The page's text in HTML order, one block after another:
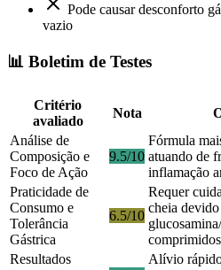
Pode causar desconforto
vazio
📊 Boletim de Testes
Critério
avaliado
Nota
Análise de
Composição e
Foco de Ação
9.5/10
Fórmula
atuando de
inflamação
Praticidade de
Consumo e
Tolerância
Gástrica
6.5/10
Requer
cheia devido
Resultados
Alívio